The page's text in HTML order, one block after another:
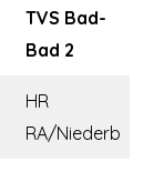
TVS Bad-
Bad 2
HR
RA/Niederb